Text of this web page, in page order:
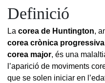
Definició
La corea de Huntington,
corea crònica progressiva
corea major, és una
l’aparició de moviments
que se solen iniciar en